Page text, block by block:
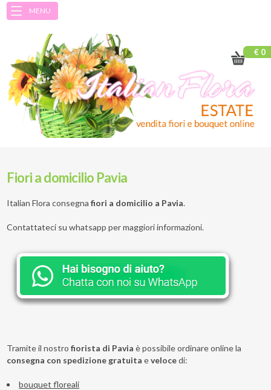
MENU
€ 0
Fiori a domicilio Pavia
Italian Flora consegnafiori a domicilio a Pavia.
Contattateci su whatsapp per maggiori informazioni.
Tramite il nostrofiorista di Pavia è possibile ordinare online la
consegna con spedizione gratuitaevelocedi:
bouquet floreali